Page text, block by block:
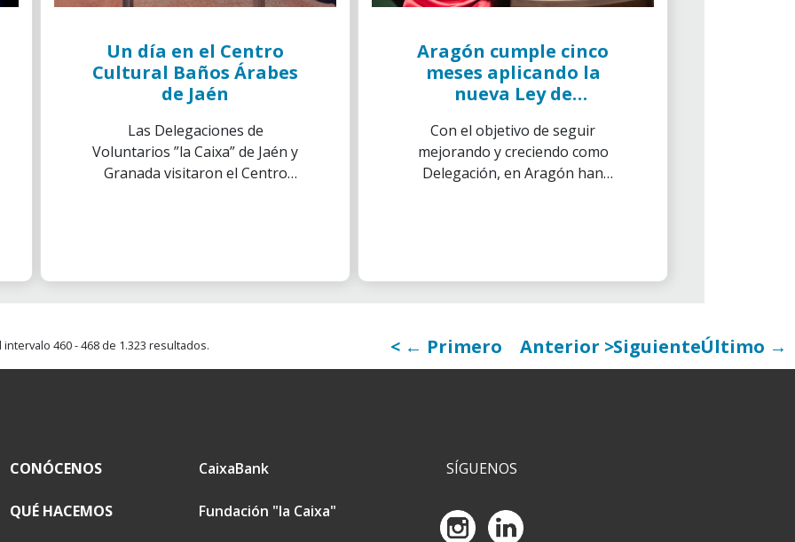
Un día en el Centro
Cultural Baños Árabes
de Jaén
Las Delegaciones de
Voluntarios ”la Caixa” de Jaén y
Granada visitaron el Centro
de jóvenes en situación de
entidades granadinas Alfa
Almanjáyar y Fundación
Bosco de Granada y Jaén.
Aragón cumple cinco
meses aplicando la
nueva Ley de
Con el objetivo de seguir
mejorando y creciendo como
Delegación, en Aragón han
460 - 468 de 1.323 resultados. ← Primero Anterior SiguienteÚltimo →
CONÓCENOS
QUÉ HACEMOS
CaixaBank
Fundación "la Caixa"
SÍGUENOS